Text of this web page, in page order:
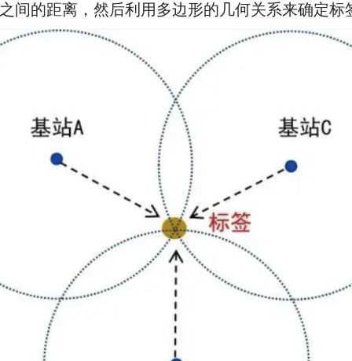
间的距离，然后利用多边形的几何关系来确定标